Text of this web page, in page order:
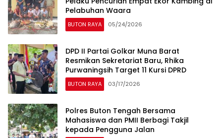
Pelabuhan Waara
BUTON RAYA 05/24/2026
DPD II Partai Golkar Muna Barat
Resmikan Sekretariat Baru, Rhika
Purwaningsih Target 11 Kursi DPRD
BUTON RAYA 03/17/2026
Polres Buton Tengah Bersama
Mahasiswa dan PMII Berbagi Takjil
kepada Pengguna Jalan